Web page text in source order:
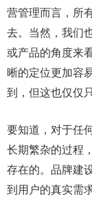
营管理而言，所
去。当然，我们
或产品的角度来
晰的定位更加容
到，但这也仅仅
要知道，对于任
长期繁杂的过程
存在的。品牌建
到用户的真实需